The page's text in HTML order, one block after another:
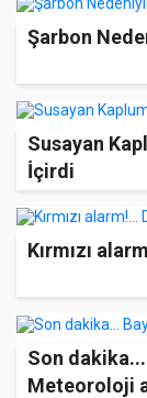
Şarbon
Susayan
İçirdi
Kırmızı
Son
Meteoroloji